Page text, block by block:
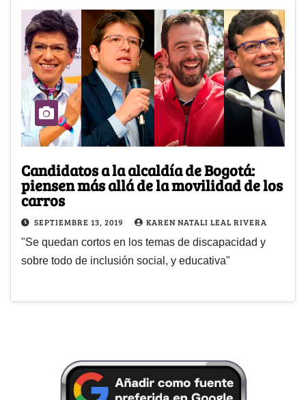
Candidatos a la alcaldía de Bogotá:
piensen más allá de la movilidad de los
carros
SEPTIEMBRE 13, 2019 KAREN NATALI LEAL RIVERA
"Se quedan cortos en los temas de discapacidad y
sobre todo de inclusión social, y educativa"